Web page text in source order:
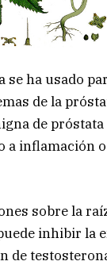
se ha usado
de la
de
a inflamación
sobre la
inhibir la
de